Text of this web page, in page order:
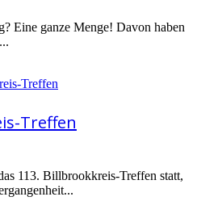
Eine ganze Menge! Davon haben
Treffen
113. Billbrookkreis-Treffen statt,